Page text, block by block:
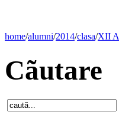
home/alumni/2014/clasa/XII A
Cãutare